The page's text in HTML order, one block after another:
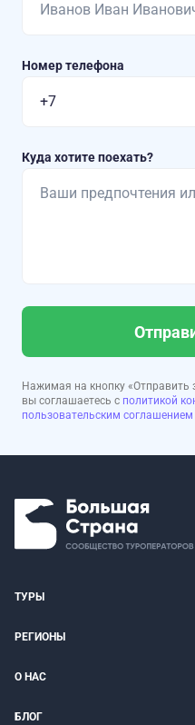
Номер телефона
Куда хотите поехать?
Нажимая на кнопку «Отправить
вы соглашаетесь с политикой
пользовательским соглашением
ТУРЫ
РЕГИОНЫ
О НАС
БЛОГ